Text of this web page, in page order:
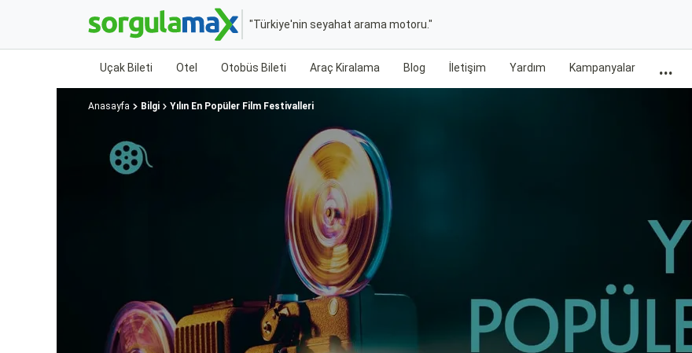
"Türkiye'nin seyahat arama motoru."
Uçak Bileti Otel Otobüs Bileti Araç Kiralama Blog İletişim Yardım Kampanyalar ...
Anasayfa Bilgi Yılın En Popüler Film Festivalleri